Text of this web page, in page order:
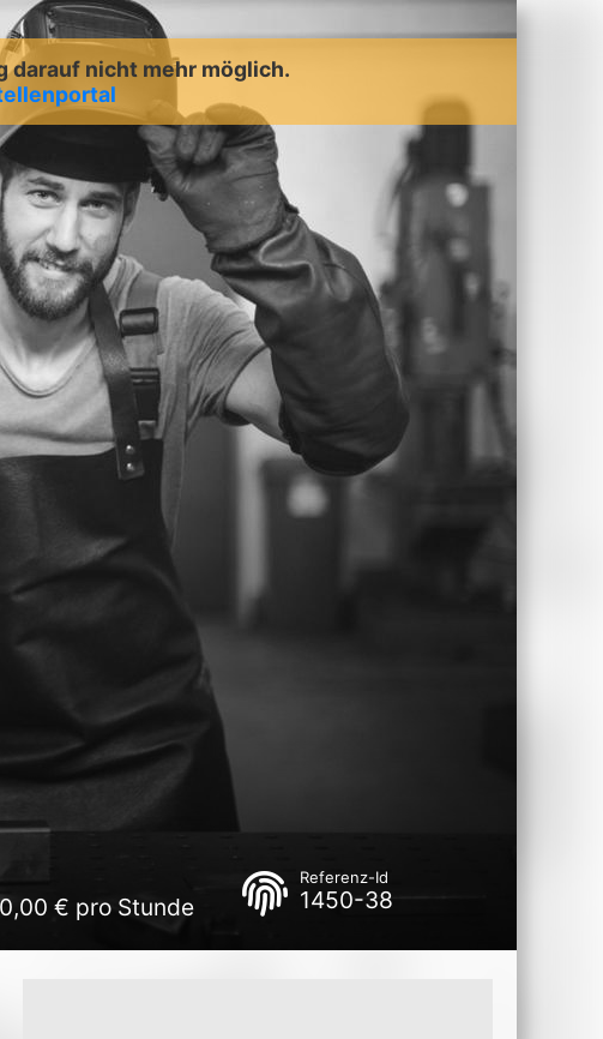
darauf nicht mehr möglich.
€ pro Stunde
Referenz-Id
1450-38